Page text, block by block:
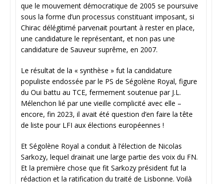
que le mouvement démocratique de 2005 se poursuive
sous la forme d’un processus constituant imposant, si
Chirac délégitimé parvenait pourtant à rester en place,
une candidature le représentant, et non pas une
candidature de Sauveur suprême, en 2007.
Le résultat de la « synthèse » fut la candidature
populiste endossée par le PS de Ségolène Royal, figure
du Oui battu au TCE, fermement soutenue par J.L.
Mélenchon lié par une vieille complicité avec elle –
encore, fin 2023, il avait été question d’en faire la tête
de liste pour LFI aux élections européennes !
Et Ségolène Royal a conduit à l’élection de Nicolas
Sarkozy, lequel drainait une large partie des voix du FN.
Et la première chose que fit Sarkozy président fut la
rédaction et la ratification du traité de Lisbonne. Voilà